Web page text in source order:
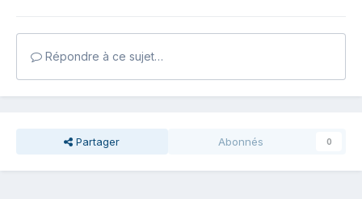
Répondre à ce sujet…
Partager Abonnés 0